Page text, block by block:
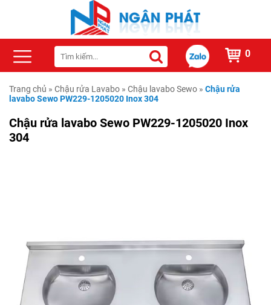
0
Trang chủ » Chậu rửa Lavabo » Chậu lavabo Sewo » Chậu rửa
lavabo Sewo PW229-1205020 Inox 304
Chậu rửa lavabo Sewo PW229-1205020 Inox
304